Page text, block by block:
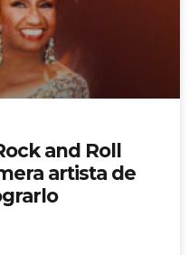
and Roll
artista de